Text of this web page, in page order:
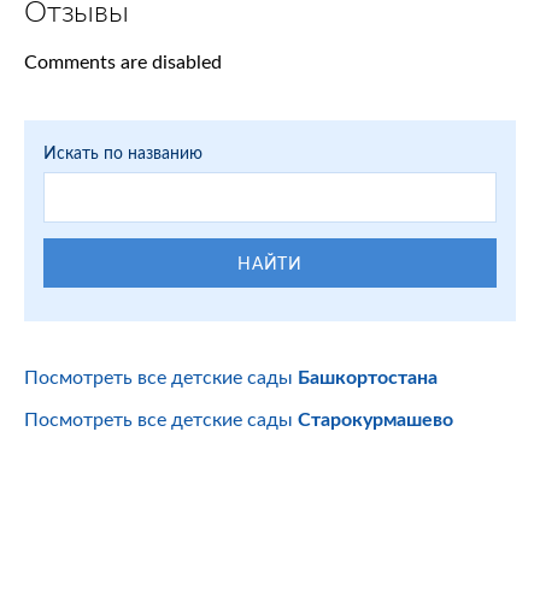
Отзывы
Comments are disabled
Искать по названию
НАЙТИ
Посмотреть все детские сады Башкортостана
Посмотреть все детские сады Старокурмашево